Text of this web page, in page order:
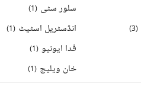
(
3
)
سلور سٹی (
1
)
انڈسٹریل اسٹیٹ (
1
)
فدا ایونیو (
1
)
خان ویلیج (
1
)